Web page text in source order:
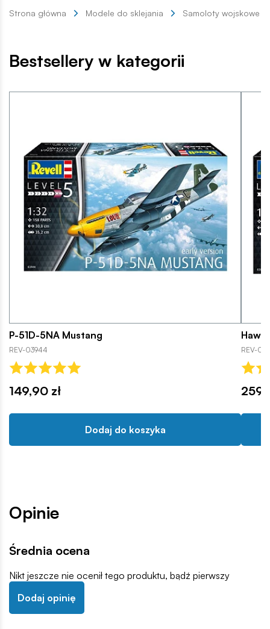
Strona główna Modele do sklejania Samoloty wojskowe
Bestsellery w kategorii
P-51D-5NA Mustang
REV-03944
149,90 zł
Dodaj do koszyka
REV-
Opinie
Średnia ocena
Nikt jeszcze nie ocenił tego produktu, bądź pierwszy
Dodaj opinię